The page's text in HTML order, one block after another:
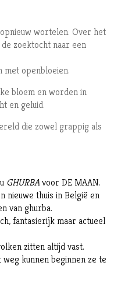
wortelen. Over het
zoektocht naar een
met openbloeien.
bloem en worden in
en geluid.
die zowel grappig als
GHURBAvoor DE MAAN.
nieuwe thuis in België en
van ghurba.
fantasierijk maar actueel
zitten altijd vast.
kunnen beginnen ze te